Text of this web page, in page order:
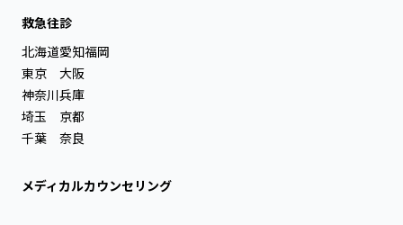
救急往診
北海道
東京
神奈川
埼玉
千葉
愛知
大阪
兵庫
京都
奈良
福岡
メディカルカウンセリング